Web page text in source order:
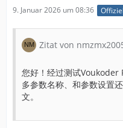
9. Januar 2026 um 08:36
Zitat von
您好！经过测试Voukoder
多参数名称、和参数设置
文。